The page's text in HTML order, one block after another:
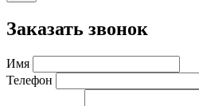
Заказать звонок
Имя
Телефон